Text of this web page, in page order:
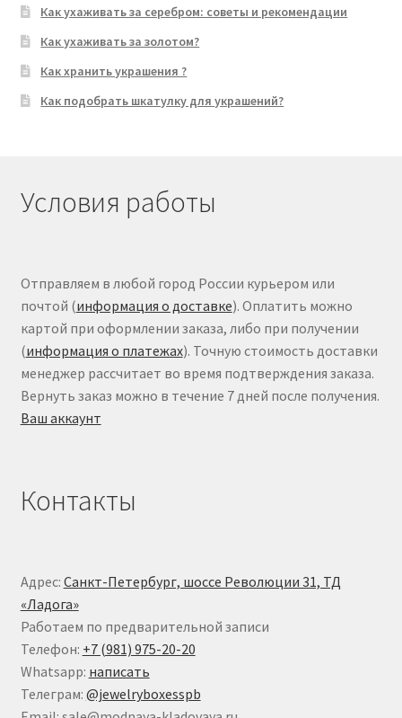
Как ухаживать за серебром: советы и рекомендации
Как ухаживать за золотом?
Как хранить украшения ?
Как подобрать шкатулку для украшений?
Условия работы
Отправляем в любой город России курьером или
почтой (информация о доставке). Оплатить можно
картой при оформлении заказа, либо при получении
(информация о платежах). Точную стоимость доставки
менеджер рассчитает во время подтверждения заказа.
Вернуть заказ можно в течение 7 дней после получения.
Ваш аккаунт
Контакты
Адрес: Санкт-Петербург, шоссе Революции 31, ТД
«Ладога»
Работаем по предварительной записи
Телефон: +7 (981) 975-20-20
Whatsapp: написать
Телеграм: @jewelryboxesspb